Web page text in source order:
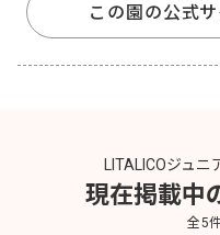
この園の公式
LITALICOジュ
現在掲載中
全5